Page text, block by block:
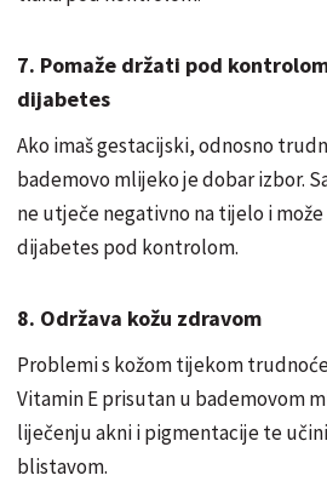
7. Pomaže držati pod
dijabetes
Ako imaš gestacijski, odnosno
bademovo mlijeko je dobar izbor.
ne utječe negativno na tijelo i
dijabetes pod kontrolom.
8. Održava kožu zdravom
Problemi s kožom tijekom
Vitamin E prisutan u bademovom
liječenju akni i pigmentacije te
blistavom.